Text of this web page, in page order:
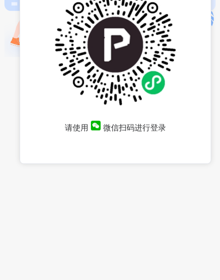
请使用 微信扫码进行登录